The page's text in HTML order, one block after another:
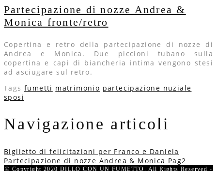
Partecipazione di nozze Andrea &
Monica fronte/retro
Copertina e retro della partecipazione di nozze di
Andrea e Monica. Due piccioni tubano sulla
copertina e capi di biancheria intima vengono stesi
ad asciugare sul retro.
Tags fumetti matrimonio partecipazione nuziale
sposi
Navigazione articoli
Biglietto di felicitazioni per Franco e Daniela
Partecipazione di nozze Andrea & Monica Pag2
© Copyright 2020 DILLO CON UN FUMETTO. All Rights Reserved -